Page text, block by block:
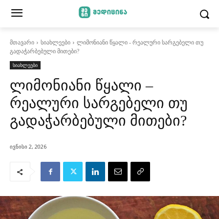
მთავარი სიახლეები
ლიმონიანი წყალი - რეალური სარგებელი თუ
გადაჭარბებული მითები?
სიახლეები
ლიმონიანი წყალი –
რეალური სარგებელი თუ
გადაჭარბებული მითები?
ივნისი 2, 2026